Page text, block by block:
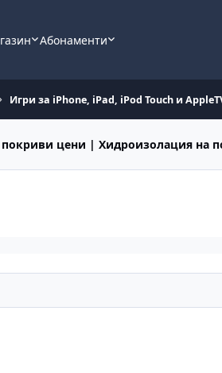
Абонаменти
Игри за iPhone, iPad, iPod Touch и
цени | Хидроизолация на